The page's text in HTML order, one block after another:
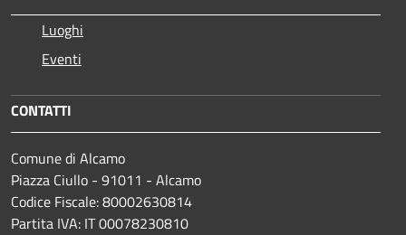
Luoghi
Eventi
CONTATTI
Comune di Alcamo
Piazza Ciullo - 91011 - Alcamo
Codice Fiscale: 80002630814
Partita IVA: IT 00078230810